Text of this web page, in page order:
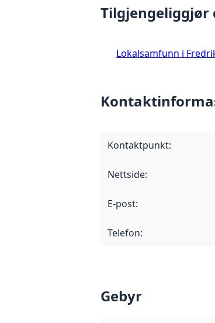
Tilgjengeliggjør
Lokalsamfunn i
Kontaktpunkt:
Nettside:
E-post:
Telefon:
Gebyr